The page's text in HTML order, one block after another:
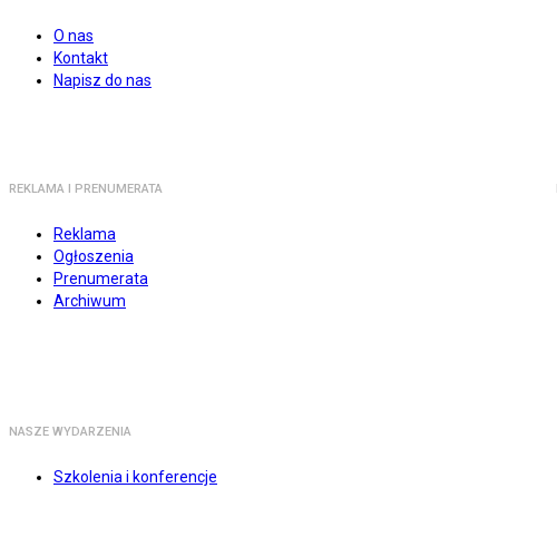
O nas
Kontakt
Napisz do nas
REKLAMA I PRENUMERATA
Reklama
Ogłoszenia
Prenumerata
Archiwum
NASZE WYDARZENIA
Szkolenia i konferencje